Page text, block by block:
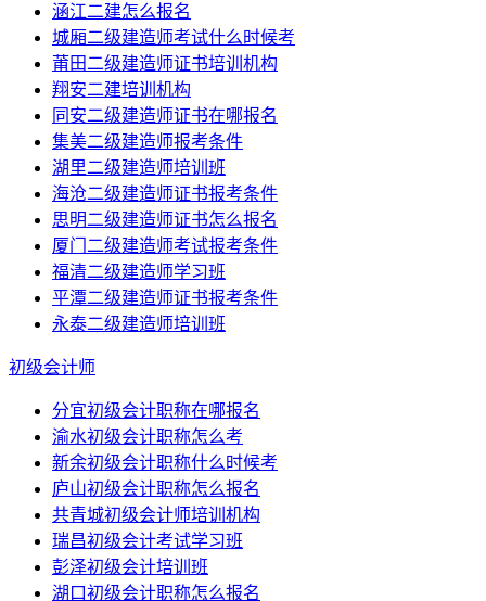
涵江二建怎么报名
城厢二级建造师考试什么时候考
莆田二级建造师证书培训机构
翔安二建培训机构
同安二级建造师证书在哪报名
集美二级建造师报考条件
湖里二级建造师培训班
海沧二级建造师证书报考条件
思明二级建造师证书怎么报名
厦门二级建造师考试报考条件
福清二级建造师学习班
平潭二级建造师证书报考条件
永泰二级建造师培训班
初级会计师
分宜初级会计职称在哪报名
渝水初级会计职称怎么考
新余初级会计职称什么时候考
庐山初级会计职称怎么报名
共青城初级会计师培训机构
瑞昌初级会计考试学习班
彭泽初级会计培训班
湖口初级会计职称怎么报名